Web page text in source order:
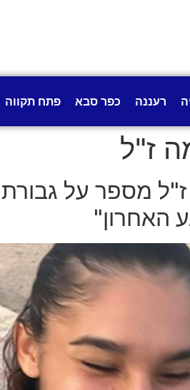
רעננה כפר סבא פתח תקווה
ז"ל
מספר על
האחרון"